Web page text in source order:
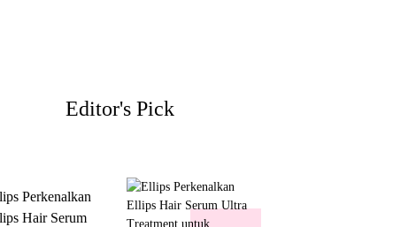
Editor's Pick
Perkenalkan
Hair Serum